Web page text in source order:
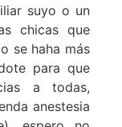
suyo o un
chicas que
se haha más
para que
a todas,
anestesia